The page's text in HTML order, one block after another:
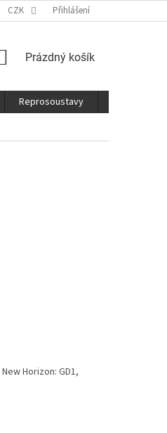
CZK Přihlášení
NÁKUPNÍ
Prázdný košík
Reprosoustavy
Horizon: GD1,